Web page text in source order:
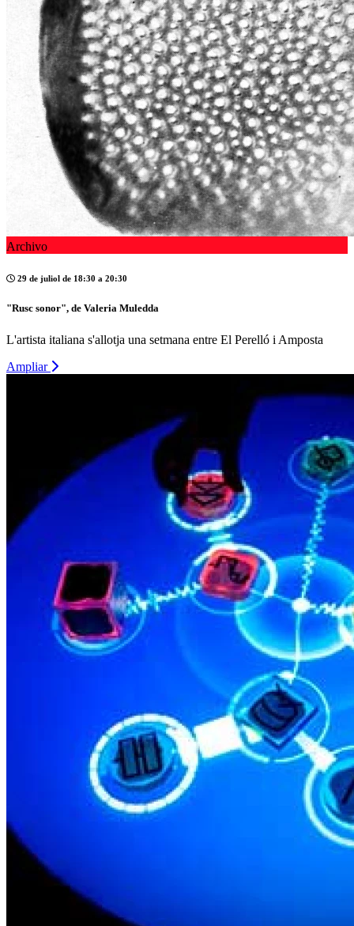
Archivo
29 de juliol de 18:30 a 20:30
"Rusc sonor", de Valeria Muledda
L'artista italiana s'allotja una setmana entre El Perelló i Amposta
Ampliar